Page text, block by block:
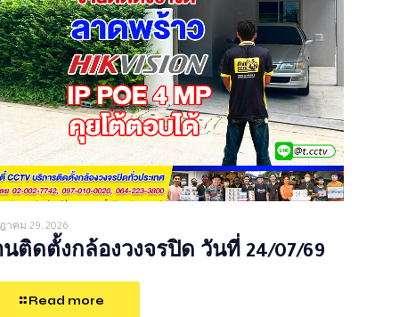
าคม 29, 2026
นติดตั้งกล้องวงจรปิด วันที่ 24/07/69
Read more